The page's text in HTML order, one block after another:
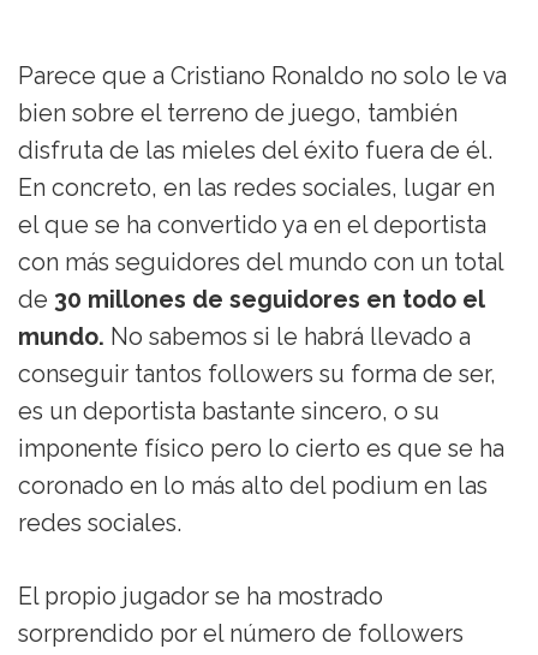
Parece que a Cristiano Ronaldo no solo le va
bien sobre el terreno de juego, también
disfruta de las mieles del éxito fuera de él.
En concreto, en las redes sociales, lugar en
el que se ha convertido ya en el deportista
con más seguidores del mundo con un total
de 30 millones de seguidores en todo el
mundo. No sabemos si le habrá llevado a
conseguir tantos followers su forma de ser,
es un deportista bastante sincero, o su
imponente físico pero lo cierto es que se ha
coronado en lo más alto del podium en las
redes sociales.
El propio jugador se ha mostrado
sorprendido por el número de followers